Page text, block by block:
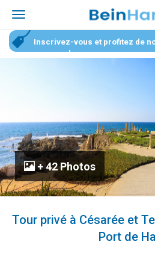
Inscrivez-vous et profitez de
aux membres
+ 42 Photos
Tour privé à Césarée et
Port de